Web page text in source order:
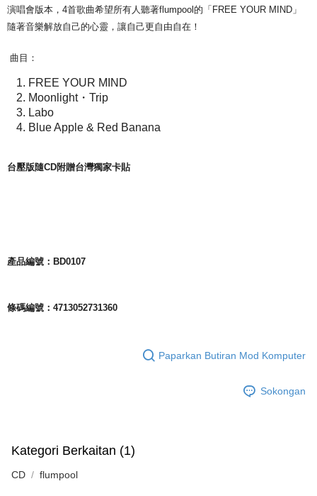
NT$85/pesanan | Penghantaran percuma untuk pesanan
NT$1,000 atau lebih
海外地區配送
演唱會版本，4首歌曲希望所有人聽著flumpool的「FREE YOUR MIND」
隨著音樂解放自己的心靈，讓自己更自由自在！
曲目：
FREE YOUR MIND
Moonlight・Trip
Labo
Blue Apple & Red Banana
台壓版隨CD附贈台灣獨家卡貼
產品編號：BD0107
條碼編號：4713052731360
Paparkan Butiran Mod Komputer
Sokongan
Kategori Berkaitan (1)
CD flumpool